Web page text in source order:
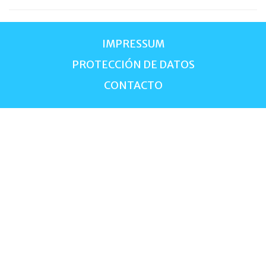
IMPRESSUM
PROTECCIÓN DE DATOS
CONTACTO